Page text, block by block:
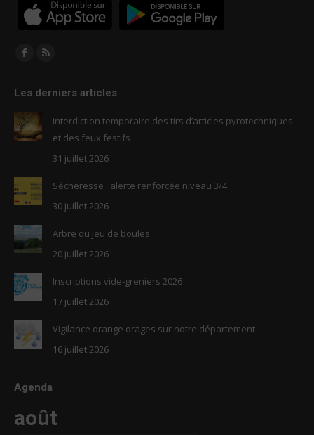
Trouvez nous sur :
Facebook
opens
in
new
RSS
opens
new
window
Les derniers articles
Interdiction temporaire des tirs d’articles pyrotechniques
et des feux festifs
31 juillet 2026
Sécheresse : alerte renforcée niveau 3/4
30 juillet 2026
Arbre du jeu de boules
20 juillet 2026
Inscriptions vide-greniers 2026
17 juillet 2026
Vigilance orange orages sur notre département
16 juillet 2026
Agenda
août